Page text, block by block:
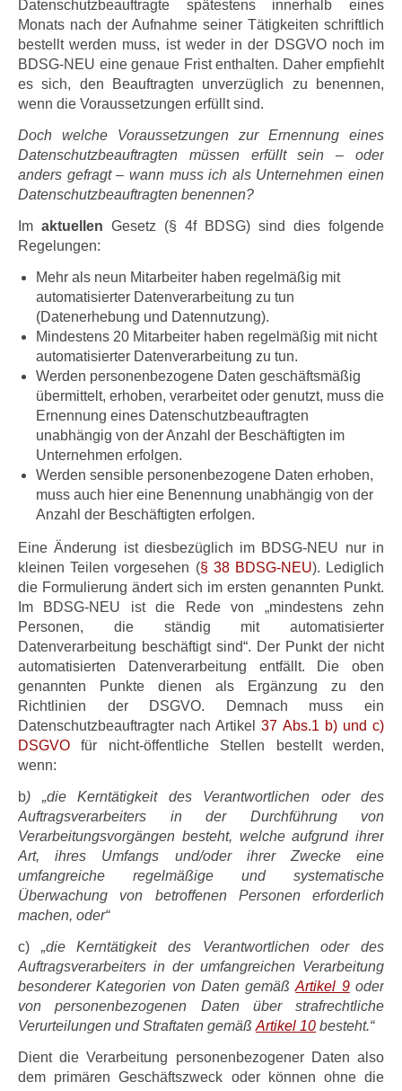
Datenschutzbeauftragte spätestens innerhalb eines
Monats nach der Aufnahme seiner Tätigkeiten schriftlich
bestellt werden muss, ist weder in der DSGVO noch im
BDSG-NEU eine genaue Frist enthalten. Daher empfiehlt
es sich, den Beauftragten unverzüglich zu benennen,
wenn die Voraussetzungen erfüllt sind.
Doch welche Voraussetzungen zur Ernennung eines
Datenschutzbeauftragten müssen erfüllt sein – oder
anders gefragt – wann muss ich als Unternehmen einen
Datenschutzbeauftragten benennen?
Im aktuellen Gesetz (§ 4f BDSG) sind dies folgende
Regelungen:
Mehr als neun Mitarbeiter haben regelmäßig mit
automatisierter Datenverarbeitung zu tun
(Datenerhebung und Datennutzung).
Mindestens 20 Mitarbeiter haben regelmäßig mit nicht
automatisierter Datenverarbeitung zu tun.
Werden personenbezogene Daten geschäftsmäßig
übermittelt, erhoben, verarbeitet oder genutzt, muss die
Ernennung eines Datenschutzbeauftragten
unabhängig von der Anzahl der Beschäftigten im
Unternehmen erfolgen.
Werden sensible personenbezogene Daten erhoben,
muss auch hier eine Benennung unabhängig von der
Anzahl der Beschäftigten erfolgen.
Eine Änderung ist diesbezüglich im BDSG-NEU nur in
kleinen Teilen vorgesehen (§ 38 BDSG-NEU). Lediglich
die Formulierung ändert sich im ersten genannten Punkt.
Im BDSG-NEU ist die Rede von „mindestens zehn
Personen, die ständig mit automatisierter
Datenverarbeitung beschäftigt sind“. Der Punkt der nicht
automatisierten Datenverarbeitung entfällt. Die oben
genannten Punkte dienen als Ergänzung zu den
Richtlinien der DSGVO. Demnach muss ein
Datenschutzbeauftragter nach Artikel37 Abs.1 b) und c)
DSGVOfür nicht-öffentliche Stellen bestellt werden,
wenn:
b) „die Kerntätigkeit des Verantwortlichen oder des
Auftragsverarbeiters in der Durchführung von
Verarbeitungsvorgängen besteht, welche aufgrund ihrer
Art, ihres Umfangs und/oder ihrer Zwecke eine
umfangreiche regelmäßige und systematische
Überwachung von betroffenen Personen erforderlich
machen, oder“
c) „die Kerntätigkeit des Verantwortlichen oder des
Auftragsverarbeiters in der umfangreichen Verarbeitung
besonderer Kategorien von Daten gemäßArtikel 9oder
von personenbezogenen Daten über strafrechtliche
Verurteilungen und Straftaten gemäß Artikel 10 besteht.“
Dient die Verarbeitung personenbezogener Daten also
dem primären Geschäftszweck oder können ohne die